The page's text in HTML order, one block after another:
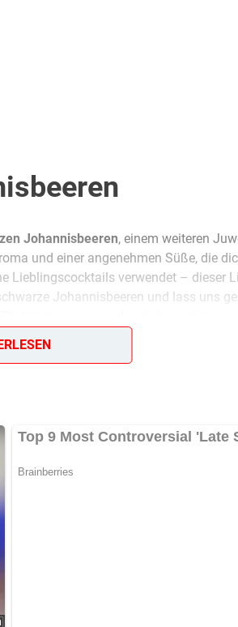
Johannisbeeren, einem weiteren
und einer angenehmen Süße, die
Lieblingscocktails verwendet – dieser
Johannisbeeren und lass uns
Johannisbeeren